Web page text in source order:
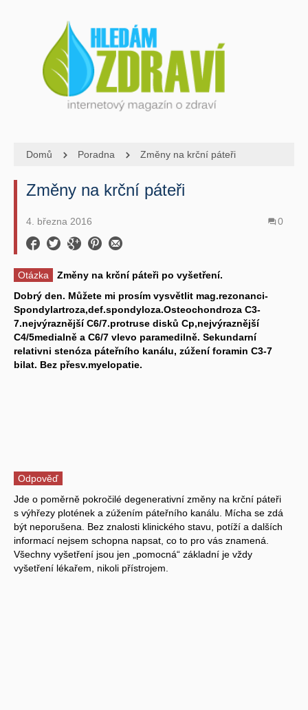
Domů Poradna Změny na krční páteři
Změny na krční páteři
4. března 2016 0
Otázka
Změny na krční páteři po vyšetření.
Dobrý den. Můžete mi prosím vysvětlit mag.rezonanci-
Spondylartroza,def.spondyloza.Osteochondroza C3-
7.nejvýraznější C6/7.protruse disků Cp,nejvýraznější
C4/5medialně a C6/7 vlevo paramedilně. Sekundarní
relativni stenóza páteřního kanálu, zúžení foramin C3-7
bilat. Bez přesv.myelopatie.
Odpověď
Jde o poměrně pokročilé degenerativní změny na krční páteři
s výhřezy plotének a zúžením páteřního kanálu. Mícha se zdá
být neporušena. Bez znalosti klinického stavu, potíží a dalších
informací nejsem schopna napsat, co to pro vás znamená.
Všechny vyšetření jsou jen „pomocná“ základní je vždy
vyšetření lékařem, nikoli přístrojem.